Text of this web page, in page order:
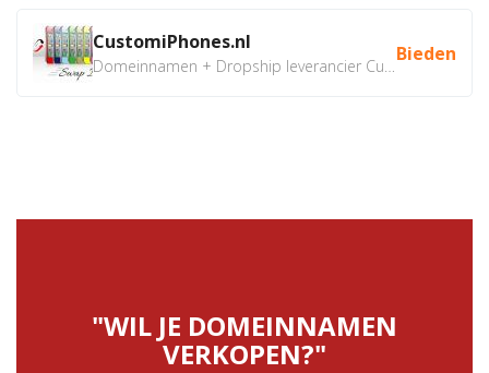
CustomiPhones.nl Bieden
"WIL JE DOMEINNAMEN
VERKOPEN?"